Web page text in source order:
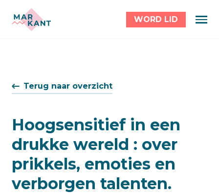
WORD LID
Terug naar overzicht
Hoogsensitief in een
drukke wereld : over
prikkels, emoties en
verborgen talenten.